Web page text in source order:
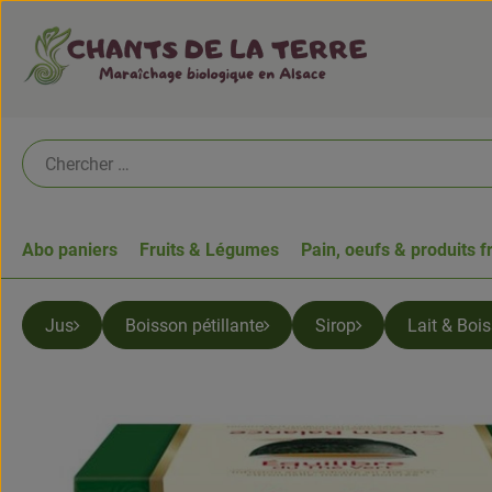
Abo paniers Fruits & Légumes Pain, oeufs & produits
Jus Boisson pétillante Sirop Lait &